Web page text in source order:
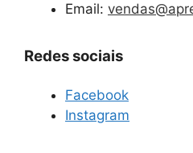
Email:
Redes sociais
Facebook
Instagram